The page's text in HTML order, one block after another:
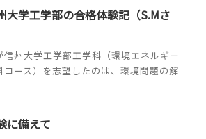
大学工学部の合格体験記（S.Mさ
信州大学工学部工学科（環境エネルギー
コース）を志望したのは、環境問題の解
に備えて